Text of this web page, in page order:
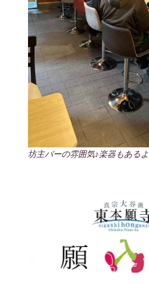
坊主バーの雰囲気♪楽器もあるよ